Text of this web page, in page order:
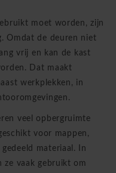
moet worden, zijn
Omdat de deuren niet
vrij en kan de kast
Dat maakt
werkplekken, in
veel opbergruimte
voor mappen,
materiaal. In
vaak gebruikt om